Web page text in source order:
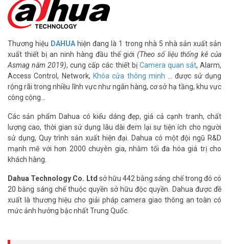
Thương hiệu DAHUA hiện đang là 1 trong nhà 5 nhà sản xuất sản
xuất thiết bị an ninh hàng đầu thế giới (Theo số liệu thống kê của
Asmag năm 2019), cung cấp các thiết bị Camera quan sát, Alarm,
Access Control, Network, Khóa cửa thông minh … được sử dụng
rộng rãi trong nhiều lĩnh vực như ngân hàng, cơ sở hạ tầng, khu vực
công cộng…
Các sản phẩm Dahua có kiểu dáng đẹp, giá cả cạnh tranh, chất
lượng cao, thời gian sử dụng lâu dài đem lại sự tiện ích cho người
sử dụng, Quy trình sản xuất hiện đại. Dahua có một đội ngũ R&D
mạnh mẽ với hơn 2000 chuyên gia, nhằm tối đa hóa giá trị cho
khách hàng.
Dahua Technology Co. Ltd sở hữu 442 bằng sáng chế trong đó có
20 bằng sáng chế thuộc quyền sở hữu độc quyền. Dahua được đề
xuất là thương hiệu cho giải pháp camera giao thông an toàn có
mức ảnh hưởng bậc nhất Trung Quốc.